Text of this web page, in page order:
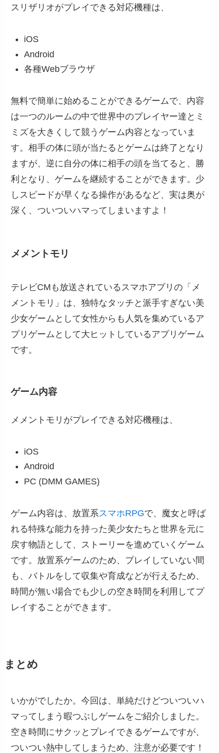
スリザリオがプレイできる対応機種は、
iOS
Android
各種Webブラウザ
無料で簡単に始めることができるゲームで、内容
は一つのルームの中で世界中のプレイヤー達とミ
ミズを大きくして競うゲーム内容となっていま
す。相手の体に頭が当たるとゲームは終了となり
ますが、逆に自分の体に相手の頭を当てると、勝
利となり、ゲームを継続することができます。少
しスピードが早くなる操作があるなど、実は奥が
深く、ついついハマってしまいますよ！
メメントモリ
テレビCMも放送されているスマホアプリの「メ
メントモリ」は、独特なタッチと派手すぎない美
少女ゲームとして女性からも人気を集めているア
プリゲームとして大ヒットしているアプリゲーム
です。
ゲーム内容
メメントモリがプレイできる対応機種は、
iOS
Android
PC (DMM GAMES)
ゲーム内容は、放置系 スマホRPGで、魔女と呼ば
れる特殊な能力を持った美少女たちと世界を元に
戻す物語として、ストーリーを進めていくゲーム
です。放置系ゲームのため、プレイしていない間
も、バトルをして収集や育成などが行えるため、
時間が無い場合でも少しの空き時間を利用してプ
レイすることができます。
まとめ
いかがでしたか。今回は、単純だけどついついハ
マってしまう暇つぶしゲームをご紹介しました。
空き時間にサクッとプレイできるゲームですが、
ついつい熱中してしまうため、注意が必要です！